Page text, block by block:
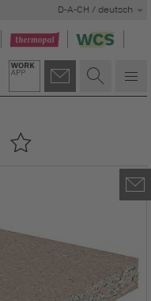
D-A-CH / deutsch